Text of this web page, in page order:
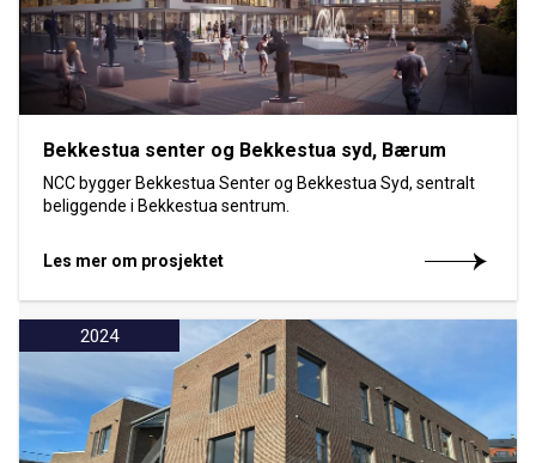
Bekkestua senter og Bekkestua syd, Bærum
NCC bygger Bekkestua Senter og Bekkestua Syd, sentralt
beliggende i Bekkestua sentrum.
Les mer om prosjektet
2024